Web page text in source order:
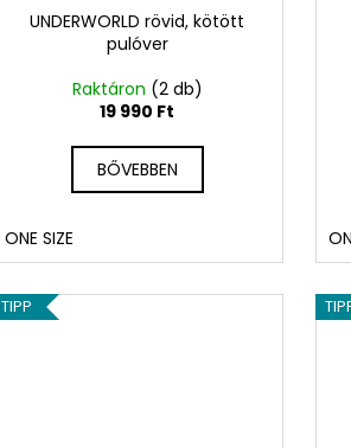
UNDERWORLD rövid, kötött
pulóver
Raktáron (2 db)
19 990 Ft
BŐVEBBEN
ONE SIZE
TIPP